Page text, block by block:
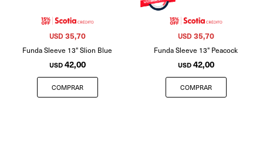
Funda Sleeve 13" Slion Blue
USD 42,00
USD 35,70
Funda Sleeve 13" Peacock
USD 42,00
USD 35,70